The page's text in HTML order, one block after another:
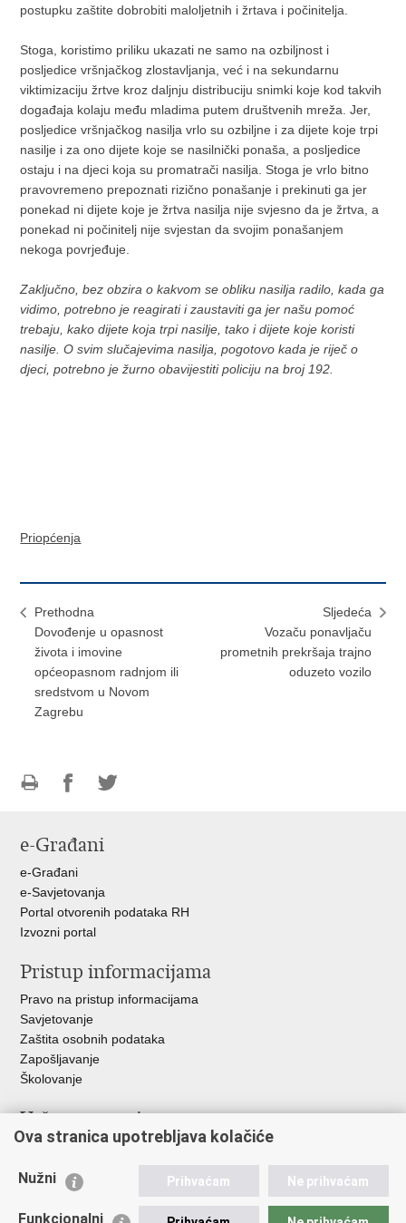
postupku zaštite dobrobiti maloljetnih i žrtava i počinitelja.
Stoga, koristimo priliku ukazati ne samo na ozbiljnost i
posljedice vršnjačkog zlostavljanja, već i na sekundarnu
viktimizaciju žrtve kroz daljnju distribuciju snimki koje kod takvih
događaja kolaju među mladima putem društvenih mreža. Jer,
posljedice vršnjačkog nasilja vrlo su ozbiljne i za dijete koje trpi
nasilje i za ono dijete koje se nasilnički ponaša, a posljedice
ostaju i na djeci koja su promatrači nasilja. Stoga je vrlo bitno
pravovremeno prepoznati rizično ponašanje i prekinuti ga jer
ponekad ni dijete koje je žrtva nasilja nije svjesno da je žrtva, a
ponekad ni počinitelj nije svjestan da svojim ponašanjem
nekoga povrjeđuje.
Zaključno, bez obzira o kakvom se obliku nasilja radilo, kada ga
vidimo, potrebno je reagirati i zaustaviti ga jer našu pomoć
trebaju, kako dijete koja trpi nasilje, tako i dijete koje koristi
nasilje. O svim slučajevima nasilja, pogotovo kada je riječ o
djeci, potrebno je žurno obavijestiti policiju na broj 192.
Priopćenja
Prethodna
Dovođenje u opasnost
života i imovine
općeopasnom radnjom ili
sredstvom u Novom
Zagrebu
Sljedeća
Vozaču ponavljaču
prometnih prekršaja trajno
oduzeto vozilo
FacebookuTwitteru
e-Građani
e-Građani
e-Savjetovanja
Portal otvorenih podataka RH
Izvozni portal
Pristup informacijama
Pravo na pristup informacijama
Savjetovanje
Zaštita osobnih podataka
Zapošljavanje
Školovanje
Važne poveznice
Ministarstvo unutarnjih poslova
Udruge
Ova stranica upotrebljava kolačiće
Nužni Prihvaćam Ne prihvaćam
Funkcionalni